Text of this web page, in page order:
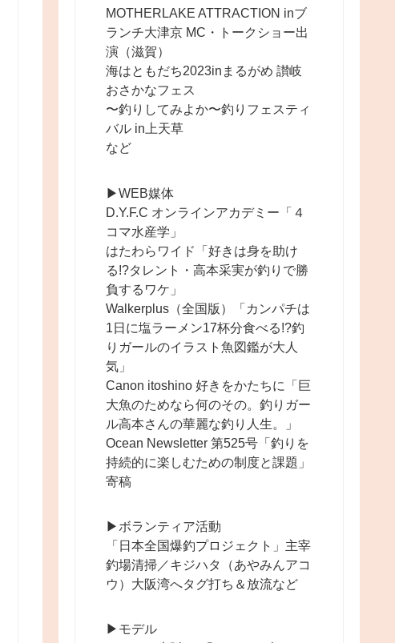
MOTHERLAKE ATTRACTION inブ
ランチ大津京 MC・トークショー出
演（滋賀）
海はともだち2023inまるがめ 讃岐
おさかなフェス
〜釣りしてみよか〜釣りフェスティ
バル in上天草
など
▶︎WEB媒体
D.Y.F.C オンラインアカデミー「４
コマ水産学」
はたわらワイド「好きは身を助け
る!?タレント・高本采実が釣りで勝
負するワケ」
Walkerplus（全国版）「カンパチは
1日に塩ラーメン17杯分食べる!?釣
りガールのイラスト魚図鑑が大人
気」
Canon itoshino 好きをかたちに「巨
大魚のためなら何のその。釣りガー
ル高本さんの華麗な釣り人生。」
Ocean Newsletter 第525号「釣りを
持続的に楽しむための制度と課題」
寄稿
▶︎ボランティア活動
「日本全国爆釣プロジェクト」主宰
釣場清掃／キジハタ（あやみんアコ
ウ）大阪湾へタグ打ち＆放流など
▶︎モデル